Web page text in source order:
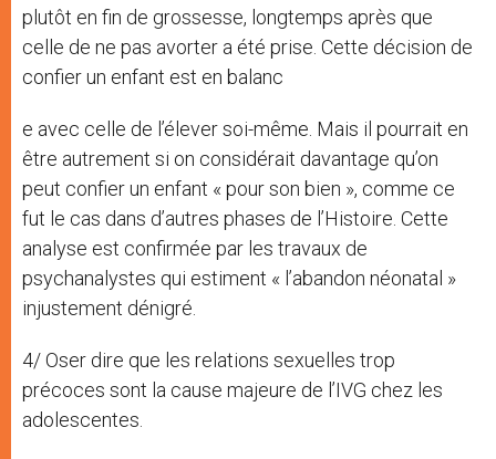
plutôt en fin de grossesse, longtemps après que
celle de ne pas avorter a été prise. Cette décision de
confier un enfant est en balanc
e avec celle de l’élever soi-même. Mais il pourrait en
être autrement si on considérait davantage qu’on
peut confier un enfant « pour son bien », comme ce
fut le cas dans d’autres phases de l’Histoire. Cette
analyse est confirmée par les travaux de
psychanalystes qui estiment « l’abandon néonatal »
injustement dénigré.
4/ Oser dire que les relations sexuelles trop
précoces sont la cause majeure de l’IVG chez les
adolescentes.